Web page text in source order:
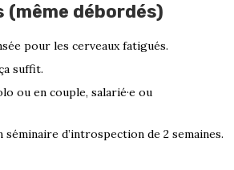
débordés)
pour les cerveaux fatigués.
suffit.
ou en couple, salarié·e ou
séminaire d’introspection de 2 semaines.